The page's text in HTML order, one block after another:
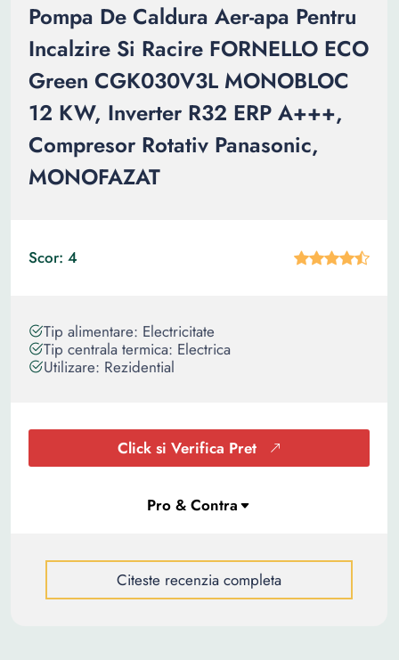
Pompa De Caldura Aer-apa Pentru
Incalzire Si Racire FORNELLO ECO
Green CGK030V3L MONOBLOC
12 KW, Inverter R32 ERP A+++,
Compresor Rotativ Panasonic,
MONOFAZAT
Scor: 4
Tip alimentare: Electricitate
Tip centrala termica: Electrica
Utilizare: Rezidential
Click si Verifica Pret
Citeste recenzia completa